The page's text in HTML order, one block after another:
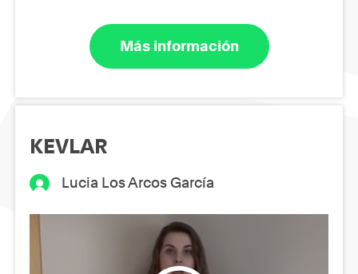
Más información
KEVLAR
Lucia Los Arcos García